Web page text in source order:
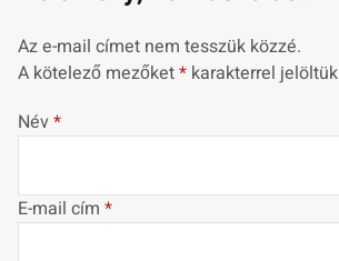
Az e-mail címet nem tesszük közzé.
A kötelező mezőket* karakterrel jelöltük
Név*
E-mail cím *